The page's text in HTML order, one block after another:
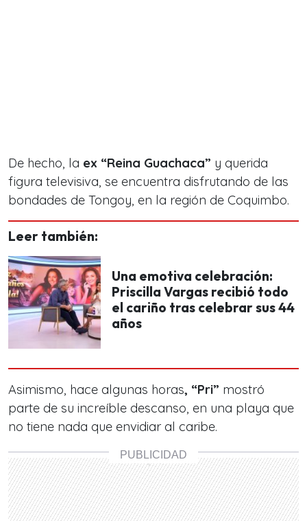
De hecho, la ex “Reina Guachaca” y querida
figura televisiva, se encuentra disfrutando de las
bondades de Tongoy, en la región de Coquimbo.
Leer también:
Una emotiva celebración:
Priscilla Vargas recibió todo
el cariño tras celebrar sus 44
años
Asimismo, hace algunas horas, “Pri” mostró
parte de su increíble descanso, en una playa que
no tiene nada que envidiar al caribe.